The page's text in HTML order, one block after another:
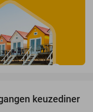
30%
keuzediner